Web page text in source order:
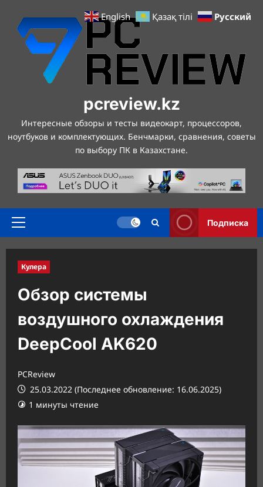
содержимому
pcreview.kz
Интересные обзоры и тесты видеокарт, процессоров,
ноутбуков и комплектующих. Бенчмарки, сравнения, советы
по выбору ПК в Казахстане.
Основное
Подписка
Кулера
Обзор системы
воздушного охлаждения
DeepCool AK620
PCReview
25.03.2022 (Последнее обновление: 16.06.2025)
1 минуты чтение
English Қазақ тілі Русский